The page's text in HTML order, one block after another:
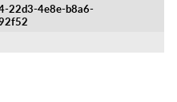
22d3-4e8e-b8a6-